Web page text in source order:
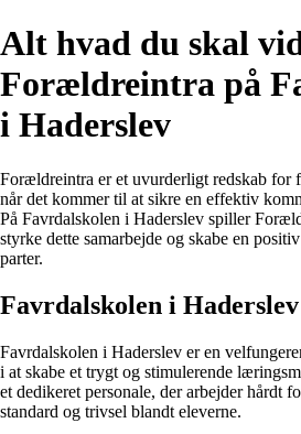
Alt hvad du skal
Forældreintra på
i Haderslev
Forældreintra er et uvurderligt redskab for
når det kommer til at sikre en effektiv
På Favrdalskolen i Haderslev spiller
styrke dette samarbejde og skabe en
parter.
Favrdalskolen i Haderslev
Favrdalskolen i Haderslev er en
i at skabe et trygt og stimulerende
et dedikeret personale, der arbejder hårdt
standard og trivsel blandt eleverne.